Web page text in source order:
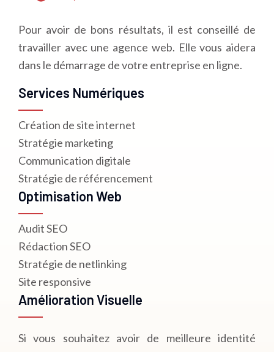
Pour avoir de bons résultats, il est conseillé de
travailler avec une agence web. Elle vous aidera
dans le démarrage de votre entreprise en ligne.
Services Numériques
Création de site internet
Stratégie marketing
Communication digitale
Stratégie de référencement
Optimisation Web
Audit SEO
Rédaction SEO
Stratégie de netlinking
Site responsive
Amélioration Visuelle
Si vous souhaitez avoir de meilleure identité